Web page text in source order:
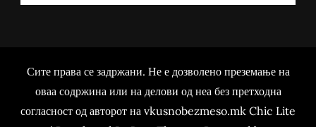
Сите права се задржани. Не е дозволено преземање на
оваа содржина или на делови од неа без претходна
согласност од авторот на vkusnobezmeso.mk Chic Lite